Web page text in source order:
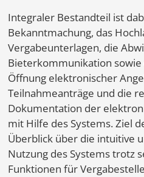
Integraler Bestandteil ist
Bekanntmachung, das
Vergabeunterlagen, die
Bieterkommunikation
Öffnung elektronischer
Teilnahmeanträge und die
Dokumentation der
mit Hilfe des Systems. Ziel
Überblick über die intuitive
Nutzung des Systems trotz
Funktionen für